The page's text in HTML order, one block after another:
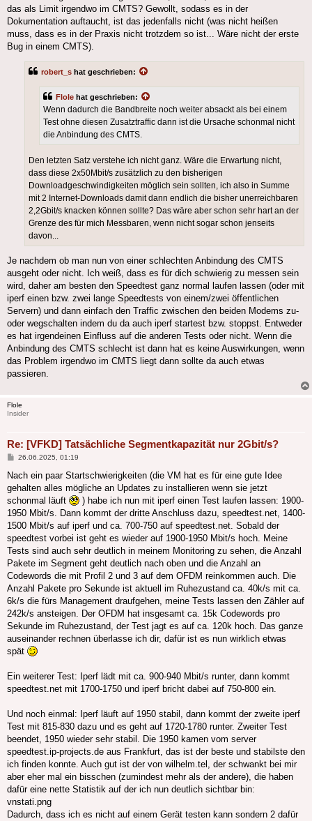
das als Limit irgendwo im CMTS? Gewollt, sodass es in der
Dokumentation auftaucht, ist das jedenfalls nicht (was nicht heißen
muss, dass es in der Praxis nicht trotzdem so ist... Wäre nicht der erste
Bug in einem CMTS).
robert_s hat geschrieben:
Flole hat geschrieben:
Wenn dadurch die Bandbreite noch weiter absackt als bei einem
Test ohne diesen Zusatztraffic dann ist die Ursache schonmal nicht
die Anbindung des CMTS.
Den letzten Satz verstehe ich nicht ganz. Wäre die Erwartung nicht,
dass diese 2x50Mbit/s zusätzlich zu den bisherigen
Downloadgeschwindigkeiten möglich sein sollten, ich also in Summe
mit 2 Internet-Downloads damit dann endlich die bisher unerreichbaren
2,2Gbit/s knacken können sollte? Das wäre aber schon sehr hart an der
Grenze des für mich Messbaren, wenn nicht sogar schon jenseits
davon...
Je nachdem ob man nun von einer schlechten Anbindung des CMTS
ausgeht oder nicht. Ich weiß, dass es für dich schwierig zu messen sein
wird, daher am besten den Speedtest ganz normal laufen lassen (oder mit
iperf einen bzw. zwei lange Speedtests von einem/zwei öffentlichen
Servern) und dann einfach den Traffic zwischen den beiden Modems zu-
oder wegschalten indem du da auch iperf startest bzw. stoppst. Entweder
es hat irgendeinen Einfluss auf die anderen Tests oder nicht. Wenn die
Anbindung des CMTS schlecht ist dann hat es keine Auswirkungen, wenn
das Problem irgendwo im CMTS liegt dann sollte da auch etwas
passieren.
Flole
Insider
Re: [VFKD] Tatsächliche Segmentkapazität nur 2Gbit/s?
Beitrag
26.06.2025, 01:19
Nach ein paar Startschwierigkeiten (die VM hat es für eine gute Idee
gehalten alles mögliche an Updates zu installieren wenn sie jetzt
schonmal läuft
) habe ich nun mit iperf einen Test laufen lassen: 1900-
1950 Mbit/s. Dann kommt der dritte Anschluss dazu, speedtest.net, 1400-
1500 Mbit/s auf iperf und ca. 700-750 auf speedtest.net. Sobald der
speedtest vorbei ist geht es wieder auf 1900-1950 Mbit/s hoch. Meine
Tests sind auch sehr deutlich in meinem Monitoring zu sehen, die Anzahl
Pakete im Segment geht deutlich nach oben und die Anzahl an
Codewords die mit Profil 2 und 3 auf dem OFDM reinkommen auch. Die
Anzahl Pakete pro Sekunde ist aktuell im Ruhezustand ca. 40k/s mit ca.
6k/s die fürs Management draufgehen, meine Tests lassen den Zähler auf
242k/s ansteigen. Der OFDM hat insgesamt ca. 15k Codewords pro
Sekunde im Ruhezustand, der Test jagt es auf ca. 120k hoch. Das ganze
auseinander rechnen überlasse ich dir, dafür ist es nun wirklich etwas
spät
Ein weiterer Test: Iperf lädt mit ca. 900-940 Mbit/s runter, dann kommt
speedtest.net mit 1700-1750 und iperf bricht dabei auf 750-800 ein.
Und noch einmal: Iperf läuft auf 1950 stabil, dann kommt der zweite iperf
Test mit 815-830 dazu und es geht auf 1720-1780 runter. Zweiter Test
beendet, 1950 wieder sehr stabil. Die 1950 kamen vom server
speedtest.ip-projects.de aus Frankfurt, das ist der beste und stabilste den
ich finden konnte. Auch gut ist der von wilhelm.tel, der schwankt bei mir
aber eher mal ein bisschen (zumindest mehr als der andere), die haben
dafür eine nette Statistik auf der ich nun deutlich sichtbar bin:
vnstati.png
Dadurch, dass ich es nicht auf einem Gerät testen kann sondern 2 dafür